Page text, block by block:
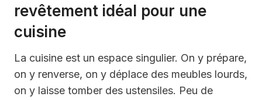
revêtement idéal pour une
cuisine
La cuisine est un espace singulier. On y prépare,
on y renverse, on y déplace des meubles lourds,
on y laisse tomber des ustensiles. Peu de